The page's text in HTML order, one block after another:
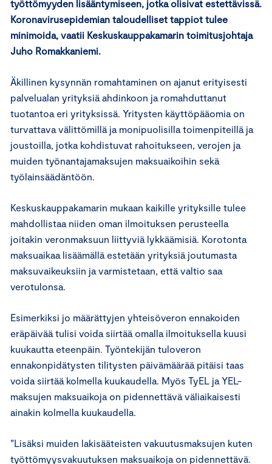
työttömyyden lisääntymiseen, jotka olisivat estettävissä.
Koronavirusepidemian taloudelliset tappiot tulee
minimoida, vaatii Keskuskauppakamarin toimitusjohtaja
Juho Romakkaniemi.
Äkillinen kysynnän romahtaminen on ajanut erityisesti
palvelualan yrityksiä ahdinkoon ja romahduttanut
tuotantoa eri yrityksissä. Yritysten käyttöpääomia on
turvattava välittömillä ja monipuolisilla toimenpiteillä ja
joustoilla, jotka kohdistuvat rahoitukseen, verojen ja
muiden työnantajamaksujen maksuaikoihin sekä
työlainsäädäntöön.
Keskuskauppakamarin mukaan kaikille yrityksille tulee
mahdollistaa niiden oman ilmoituksen perusteella
joitakin veronmaksuun liittyviä lykkäämisiä. Korotonta
maksuaikaa lisäämällä estetään yrityksiä joutumasta
maksuvaikeuksiin ja varmistetaan, että valtio saa
verotulonsa.
Esimerkiksi jo määrättyjen yhteisöveron ennakoiden
eräpäivää tulisi voida siirtää omalla ilmoituksella kuusi
kuukautta eteenpäin. Työntekijän tuloveron
ennakonpidätysten tilitysten päivämäärää pitäisi taas
voida siirtää kolmella kuukaudella. Myös TyEL ja YEL-
maksujen maksuaikoja on pidennettävä väliaikaisesti
ainakin kolmella kuukaudella.
”Lisäksi muiden lakisääteisten vakuutusmaksujen kuten
työttömyysvakuutuksen maksuaikoja on pidennettävä.